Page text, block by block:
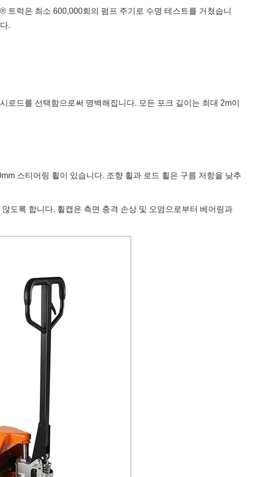
럭은 최소 600,000회의 펌프 주기로 수명 테스트를 거쳤습니
.
드를 선택함으로써 명백해집니다. 모든 포크 길이는 최대 2m이
스티어링 휠이 있습니다. 조향 휠과 로드 휠은 구름 저항을 낮추
도록 합니다. 휠캡은 측면 충격 손상 및 오염으로부터 베어링과